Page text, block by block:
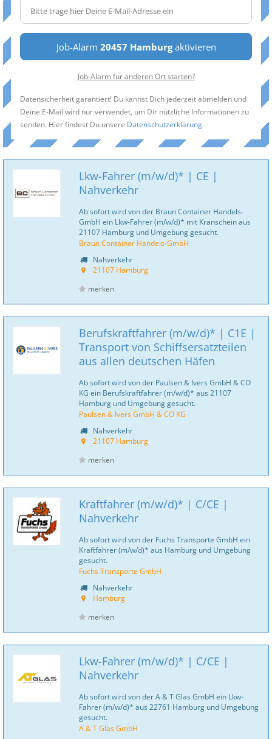
Job-Alarm 20457 Hamburgaktivieren
Job-Alarm für anderen Ort starten?
Datensicherheit garantiert! Du kannst Dich jederzeit abmelden und
Deine E-Mail wird nur verwendet, um Dir nützliche Informationen zu
senden. Hier findest Du unsere Datenschutzerklärung.
Lkw-Fahrer (m/w/d)* | CE |
Nahverkehr
Ab sofort wird von der Braun Container Handels-
GmbH ein Lkw-Fahrer (m/w/d)* mit Kranschein aus
21107 Hamburg und Umgebung gesucht.
Braun Container Handels-GmbH
Nahverkehr
21107 Hamburg
merken
Berufskraftfahrer (m/w/d)* | C1E |
Transport von Schiffsersatzteilen
aus allen deutschen Häfen
Ab sofort wird von der Paulsen & Ivers GmbH & CO
KG ein Berufskraftfahrer (m/w/d)* aus 21107
Hamburg und Umgebung gesucht.
Paulsen & Ivers GmbH & CO KG
Nahverkehr
21107 Hamburg
merken
Kraftfahrer (m/w/d)* | C/CE |
Nahverkehr
Ab sofort wird von der Fuchs Transporte GmbH ein
Kraftfahrer (m/w/d)* aus Hamburg und Umgebung
gesucht.
Fuchs Transporte GmbH
Nahverkehr
Hamburg
merken
Lkw-Fahrer (m/w/d)* | C/CE |
Nahverkehr
Ab sofort wird von der A & T Glas GmbH ein Lkw-
Fahrer (m/w/d)* aus 22761 Hamburg und Umgebung
gesucht.
A & T Glas GmbH